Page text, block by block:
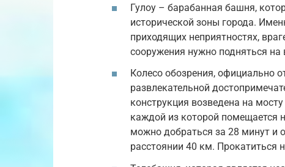
Гулоу – барабанная башня,
исторической зоны города.
приходящих неприятностях,
сооружения нужно подняться
Колесо обозрения, официально
развлекательной
конструкция возведена на
каждой из которой помещается
можно добраться за 28 минут и
расстоянии 40 км. Прокатиться